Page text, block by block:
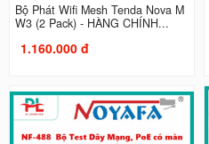
Bộ Phát Wifi Mesh Tenda Nova M
W3 (2 Pack) - HÀNG CHÍNH...
1.160.000 đ